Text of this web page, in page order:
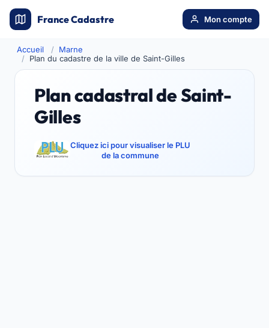
France Cadastre Mon compte
Accueil
Marne
Plan du cadastre de la ville de Saint-Gilles
Plan cadastral de Saint-
Gilles
Cliquez ici pour visualiser le PLU
de la commune